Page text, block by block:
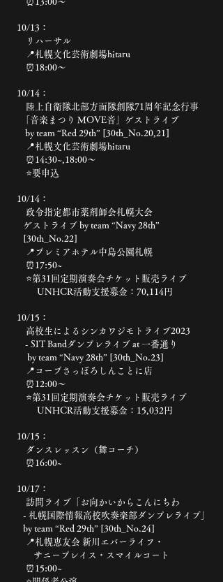
10/13：
リハーサル
📍札幌文化芸術劇場hitaru
⏰18:00〜
10/14：
陸上自衛隊北部方面隊創隊71周年記念行事
「音楽まつり MOVE音」ゲストライブ
by team “Red 29th” [30th_No.20,21]
📍札幌文化芸術劇場hitaru
⏰14:30~,18:00〜
⭐️要申込
10/14：
政令指定都市薬剤師会札幌大会
ゲストライブ by team “Navy 28th”
[30th_No.22]
📍プレミアホテル中島公園札幌
⏰17:50~
⭐️第31回定期演奏会チケット販売ライブ
UNHCR活動支援募金：70,114円
10/15：
高校生によるシンカワジモトライブ2023
- SIT Bandダンプレライブ at 一番通り
by team “Navy 28th” [30th_No.23]
📍コープさっぽろしんことに店
⏰12:00〜
⭐️第31回定期演奏会チケット販売ライブ
UNHCR活動支援募金：15,032円
10/15：
ダンスレッスン（舞コーチ）
⏰16:00~
10/17：
訪問ライブ「お向かいからこんにちわ
- 札幌国際情報高校吹奏楽部ダンプレライブ」
by team “Red 29th” [30th_No.24]
📍札幌恵友会 新川エバーライフ・
サニープレイス・スマイルコート
⏰15:00~